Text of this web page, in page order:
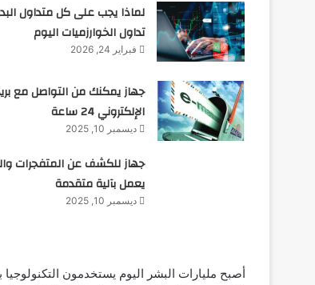
لماذا يجب على كل متداول
تداول الخوارزميات اليوم
فبراير 24, 2026
جهاز يمكنك من التواصل مع
الإلكتروني 24 ساعة
ديسمبر 10, 2025
جهاز للكشف عن المتفجرات
يعمل بآلية متقدمة
ديسمبر 10, 2025
أصبح مليارات البشر اليوم يستخدمون